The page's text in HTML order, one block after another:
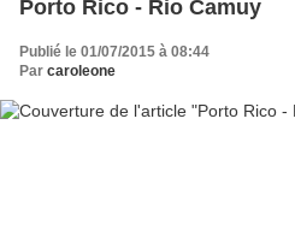
Porto Rico - Rio Camuy
Publié le 01/07/2015 à 08:44
Par caroleone